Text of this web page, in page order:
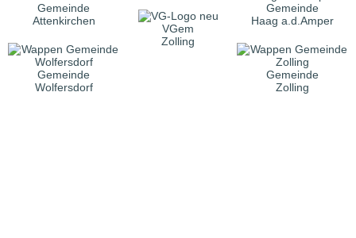
Gemeinde
Attenkirchen
VGem
Zolling
Gemeinde
Haag a.d.Amper
Gemeinde
Wolfersdorf
Gemeinde
Zolling